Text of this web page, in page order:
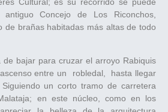
Concejo de Los Riconchos,
de brañas habitadas más altas de todo
de bajar para cruzar el arroyo Rabiquis
entre un robledal, hasta llegar
un corto tramo de carretera
en este núcleo, como en los